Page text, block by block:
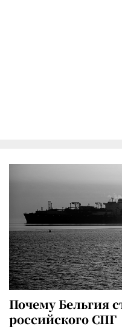
Почему Бельгия
российского СПГ